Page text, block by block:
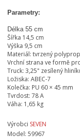
Parametry:
Délka 55 cm
Šířka 14,5 cm
Výška 9,5 cm
Materiál: tvrzený
Vrchní strana ve formě
Truck: 3,25" zesílený
Ložiska: ABEC-7
Kolečka: PU 60 × 45 mm
Tvrdost: 78 A
Váha: 1,65 kg
Výrobci SEVEN
Model: 59967